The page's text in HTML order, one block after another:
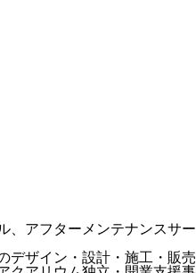
、アフターメンテナンスサー
デザイン・設計・施工・販売